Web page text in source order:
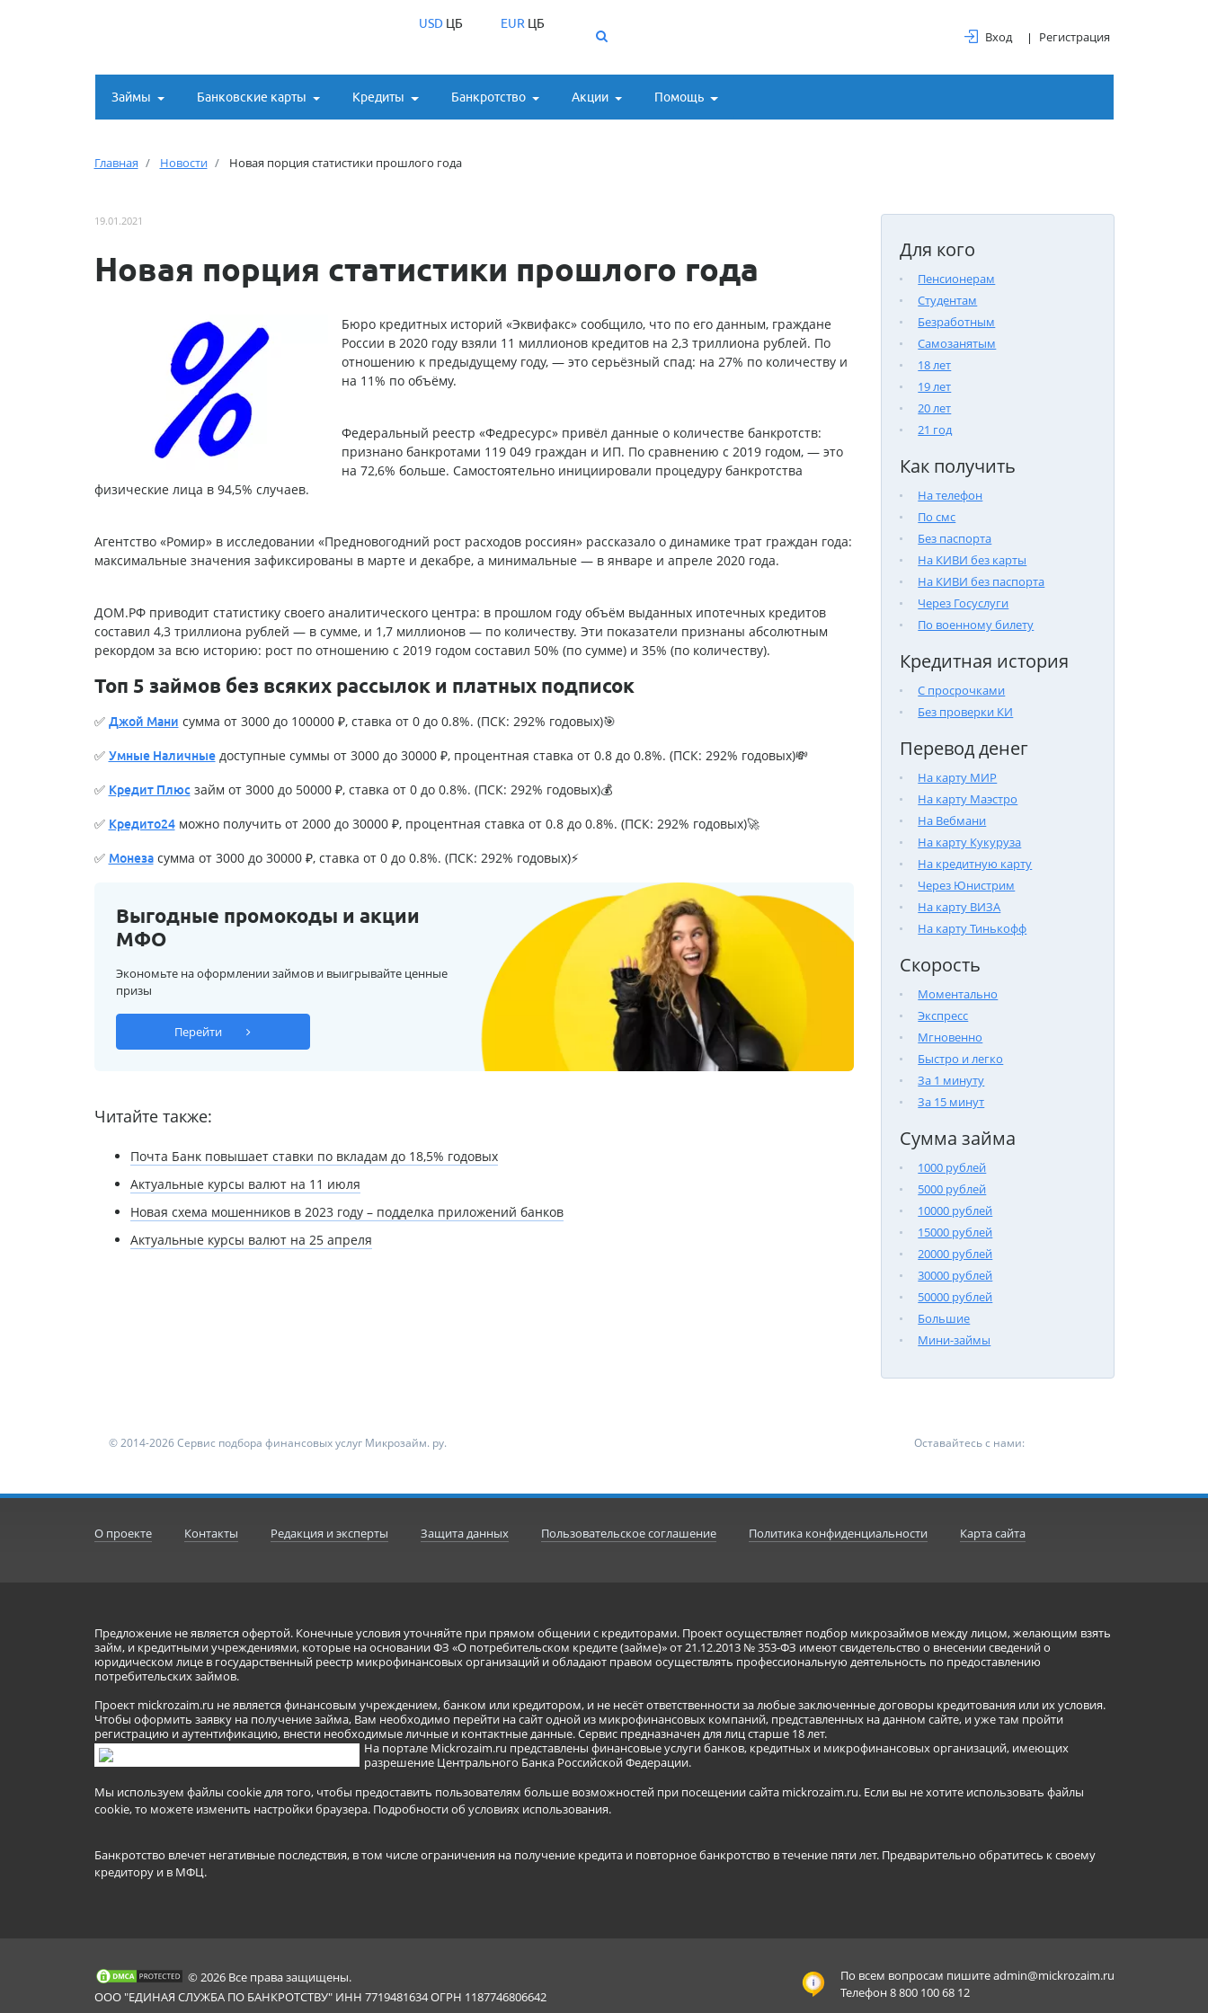
USDЦБ EUR ЦБ
Вход Регистрация
Займы Банковские карты Кредиты Банкротство Акции Помощь
Главная Новости Новая порция статистики прошлого года
Для кого
Пенсионерам
Студентам
Безработным
Самозанятым
18 лет
19 лет
20 лет
21 год
Как получить
На телефон
По смс
Без паспорта
На КИВИ без карты
На КИВИ без паспорта
Через Госуслуги
По военному билету
Кредитная история
С просрочками
Без проверки КИ
Перевод денег
На карту МИР
На карту Маэстро
На Вебмани
На карту Кукуруза
На кредитную карту
Через Юнистрим
На карту ВИЗА
На карту Тинькофф
Скорость
Моментально
Экспресс
Мгновенно
Быстро и легко
За 1 минуту
За 15 минут
Сумма займа
1000 рублей
5000 рублей
10000 рублей
15000 рублей
20000 рублей
30000 рублей
50000 рублей
Большие
Мини-займы
19.01.2021
Новая порция статистики прошлого года
Бюро кредитных историй «Эквифакс» сообщило, что по его данным, граждане
России в 2020 году взяли 11 миллионов кредитов на 2,3 триллиона рублей. По
отношению к предыдущему году, — это серьёзный спад: на 27% по количеству и
на 11% по объёму.
Федеральный реестр «Федресурс» привёл данные о количестве банкротств:
признано банкротами 119 049 граждан и ИП. По сравнению с 2019 годом, — это
на 72,6% больше. Самостоятельно инициировали процедуру банкротства
физические лица в 94,5% случаев.
Агентство «Ромир» в исследовании «Предновогодний рост расходов россиян» рассказало о динамике трат граждан года:
максимальные значения зафиксированы в марте и декабре, а минимальные — в январе и апреле 2020 года.
ДОМ.РФ приводит статистику своего аналитического центра: в прошлом году объём выданных ипотечных кредитов
составил 4,3 триллиона рублей — в сумме, и 1,7 миллионов — по количеству. Эти показатели признаны абсолютным
рекордом за всю историю: рост по отношению с 2019 годом составил 50% (по сумме) и 35% (по количеству).
Топ 5 займов без всяких рассылок и платных подписок
✅ Джой Мани сумма от 3000 до 100000 ₽, ставка от 0 до 0.8%. (ПСК: 292% годовых)🎯
✅ Умные Наличныедоступные суммы от 3000 до 30000 ₽, процентная ставка от 0.8 до 0.8%. (ПСК: 292% годовых)💸
✅ Кредит Плюсзайм от 3000 до 50000 ₽, ставка от 0 до 0.8%. (ПСК: 292% годовых)💰
✅ Кредито24можно получить от 2000 до 30000 ₽, процентная ставка от 0.8 до 0.8%. (ПСК: 292% годовых)🚀
✅ Монезасумма от 3000 до 30000 ₽, ставка от 0 до 0.8%. (ПСК: 292% годовых)⚡
Выгодные промокоды и акции
МФО
Экономьте на оформлении займов и выигрывайте ценные
призы
Перейти
Читайте также:
Почта Банк повышает ставки по вкладам до 18,5% годовых
Актуальные курсы валют на 11 июля
Новая схема мошенников в 2023 году – подделка приложений банков
Актуальные курсы валют на 25 апреля
© 2014-2026 Сервис подбора финансовых услуг Микрозайм. ру. Оставайтесь с нами:
О проекте Контакты Редакция и эксперты Защита данных Пользовательское соглашение Политика конфиденциальности Карта сайта
Предложение не является офертой. Конечные условия уточняйте при прямом общении с кредиторами. Проект осуществляет подбор микрозаймов между лицом, желающим взять
займ, и кредитными учреждениями, которые на основании ФЗ «О потребительском кредите (займе)» от 21.12.2013 № 353-ФЗ имеют свидетельство о внесении сведений о
юридическом лице в государственный реестр микрофинансовых организаций и обладают правом осуществлять профессиональную деятельность по предоставлению
потребительских займов.
Проект mickrozaim.ru не является финансовым учреждением, банком или кредитором, и не несёт ответственности за любые заключенные договоры кредитования или их условия.
Чтобы оформить заявку на получение займа, Вам необходимо перейти на сайт одной из микрофинансовых компаний, представленных на данном сайте, и уже там пройти
регистрацию и аутентификацию, внести необходимые личные и контактные данные. Сервис предназначен для лиц старше 18 лет.
На портале Mickrozaim.ru представлены финансовые услуги банков, кредитных и микрофинансовых организаций, имеющих
разрешение Центрального Банка Российской Федерации.
Мы используем файлы cookie для того, чтобы предоставить пользователям больше возможностей при посещении сайта mickrozaim.ru. Если вы не хотите использовать файлы
cookie, то можете изменить настройки браузера. Подробности об условиях использования.
Банкротство влечет негативные последствия, в том числе ограничения на получение кредита и повторное банкротство в течение пяти лет. Предварительно обратитесь к своему
кредитору и в МФЦ.
По всем вопросам пишитеadmin@mickrozaim.ru
Телефон 8 800 100 68 12
© 2026 Все права защищены.
ООО "ЕДИНАЯ СЛУЖБА ПО БАНКРОТСТВУ" ИНН 7719481634 ОГРН 1187746806642